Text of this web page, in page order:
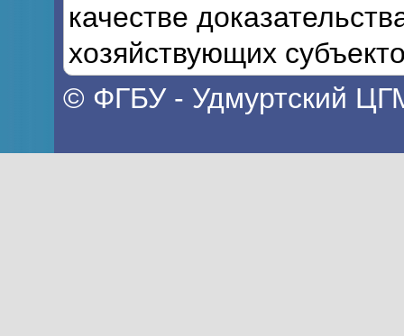
качестве
хозяйствующих
© ФГБУ - Удмуртский